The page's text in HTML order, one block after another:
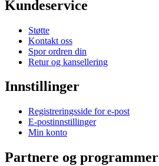
Kundeservice
Støtte
Kontakt oss
Spor ordren din
Retur og kansellering
Innstillinger
Registreringsside for e-post
E-postinnstillinger
Min konto
Partnere og programmer